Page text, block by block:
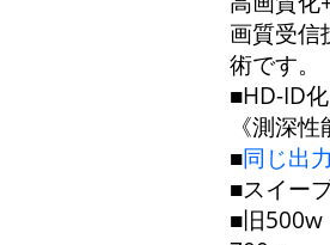
画質受信
術です。
■HD-ID
《測深
■同じ出
■スイー
■旧500w